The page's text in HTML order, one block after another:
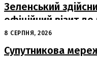
Зеленський
офіційний візит
переговори з
8 СЕРПНЯ, 2026
Супутникова